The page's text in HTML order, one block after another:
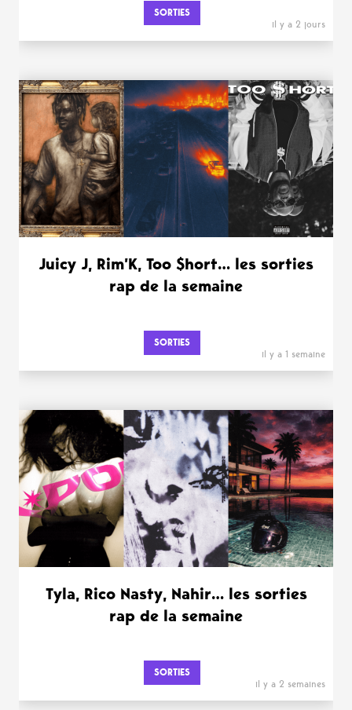
SORTIES
il y a 2 jours
Juicy J, Rim’K, Too $hort… les sorties
rap de la semaine
SORTIES
il y a 1 semaine
Tyla, Rico Nasty, Nahir… les sorties
rap de la semaine
SORTIES
il y a 2 semaines